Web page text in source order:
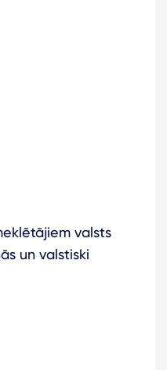
valsts
un valstiski